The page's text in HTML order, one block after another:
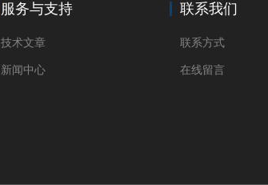
服务与支持
技术文章
新闻中心
联系我们
联系方式
在线留言